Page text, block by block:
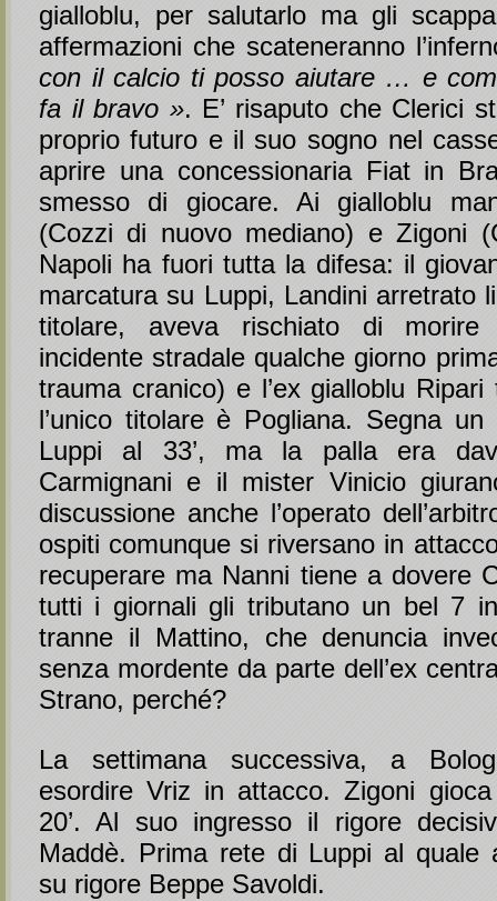
gialloblu, per salutarlo ma gli
affermazioni che scateneranno
con il calcio ti posso aiutare … e
fa il bravo ». E’ risaputo che Clerici
proprio futuro e il suo sogno nel
aprire una concessionaria Fiat in
smesso di giocare. Ai gialloblu
(Cozzi di nuovo mediano) e Zigoni
Napoli ha fuori tutta la difesa: il
marcatura su Luppi, Landini arretrato
titolare, aveva rischiato di
incidente stradale qualche giorno
trauma cranico) e l’ex gialloblu
l’unico titolare è Pogliana. Segna un
Luppi al 33’, ma la palla era
Carmignani e il mister Vinicio
discussione anche l’operato
ospiti comunque si riversano in
recuperare ma Nanni tiene a dovere
tutti i giornali gli tributano un bel 7
tranne il Mattino, che denuncia
senza mordente da parte dell’ex
Strano, perché?
La settimana successiva, a
esordire Vriz in attacco. Zigoni
20’. Al suo ingresso il rigore
Maddè. Prima rete di Luppi al quale
su rigore Beppe Savoldi.